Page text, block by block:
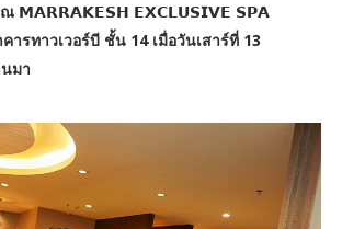
ณ 𝗠𝗔𝗥𝗥𝗔𝗞𝗘𝗦𝗛 𝗘𝗫𝗖𝗟𝗨𝗦𝗜𝗩𝗘 𝗦𝗣𝗔
ารทาวเวอร์บี ชั้น 14 เมื่อวันเสาร์ที่ 13
มา